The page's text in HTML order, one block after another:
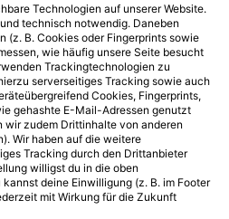
Technologien auf unserer Website.
technisch notwendig. Daneben
(z. B. Cookies oder Fingerprints sowie
wie häufig unsere Seite besucht
Trackingtechnologien zu
serverseitiges Tracking sowie auch
Cookies, Fingerprints,
gehashte E-Mail-Adressen genutzt
wir zudem Drittinhalte von anderen
Wir haben auf die weitere
Tracking durch den Drittanbieter
willigst du in die oben
deine Einwilligung (z. B. im Footer
mit Wirkung für die Zukunft